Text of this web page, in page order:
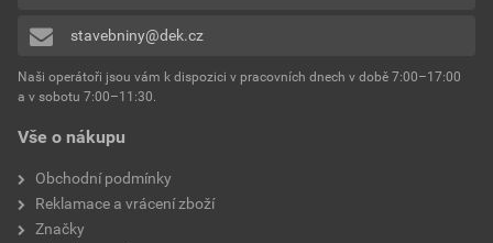
Vše o nákupu
Obchodní podmínky
Reklamace a vrácení zboží
Značky
stavebniny@dek.cz
Naši operátoři jsou vám k dispozici v pracovních dnech v době 7:00–17:00
a v sobotu 7:00–11:30.